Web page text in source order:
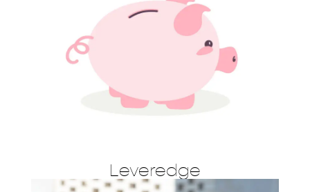
Leveredge